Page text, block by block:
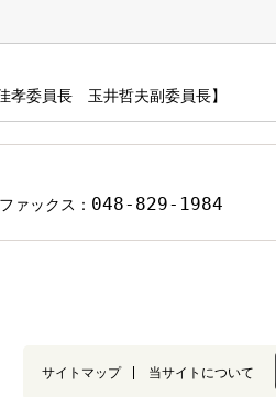
孝委員長 玉井哲夫副委員長】
ファックス： 048-829-1984
サイトマップ 当サイトについて